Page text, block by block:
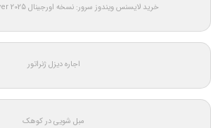
خرید لایسنس ویندوز سرور: نسخه اورجینال Windows Server 2025
اجاره دیزل ژنراتور
مبل شویی در کوهک